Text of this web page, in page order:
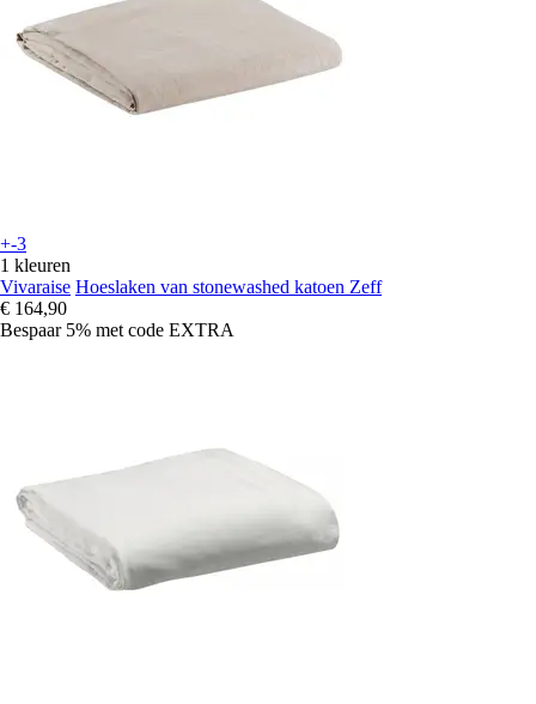
+-3
1 kleuren
Vivaraise Hoeslaken van stonewashed katoen Zeff
€ 164,90
Bespaar 5% met code EXTRA